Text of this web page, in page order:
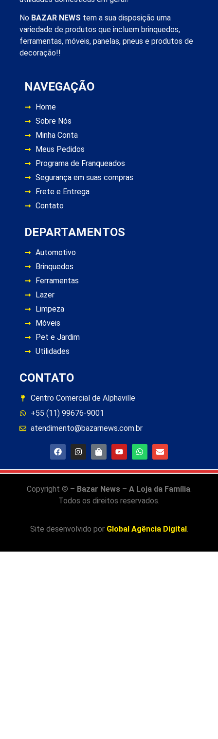
No BAZAR NEWS tem a sua disposição uma
variedade de produtos que incluem brinquedos,
ferramentas, móveis, panelas, pneus e produtos de
decoração!!
NAVEGAÇÃO
Home
Sobre Nós
Minha Conta
Meus Pedidos
Programa de Franqueados
Segurança em suas compras
Frete e Entrega
Contato
DEPARTAMENTOS
Automotivo
Brinquedos
Ferramentas
Lazer
Limpeza
Móveis
Pet e Jardim
Utilidades
CONTATO
Centro Comercial de Alphaville
+55 (11) 99676-9001
atendimento@bazarnews.com.br
Copyright © – Bazar News – A Loja da Família.
Todos os direitos reservados.
Site desenvolvido por Global Agência Digital.